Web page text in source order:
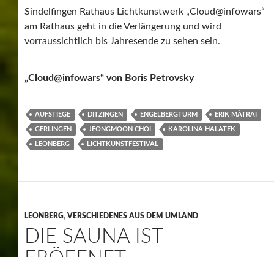
GERLINGEN JEONGMOON CHOI KAROLINA HALATEK
LEONBERG LICHTKUNSTFESTIVAL
DIE SAUNA IST
ERÖFFNET –
HALLENBAD
17.9.2016, Leonberg